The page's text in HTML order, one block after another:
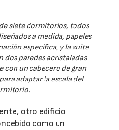
siete dormitorios, todos
a medida, papeles
específica, y la suite
dos paredes acristaladas
con un cabecero de gran
adaptar la escala del
otro edificio
como un